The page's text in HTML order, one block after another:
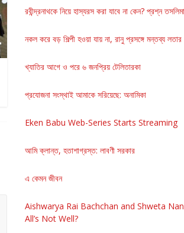
রবীন্দ্রনাথকে নিয়ে হাস্যরস করা যাবে না কেন? প্রশ্ন
নকল করে বড় শিল্পী হওয়া যায় না, রানু প্রসঙ্গে মন্তব্য লতার
খ্যাতির আগে ও পরে ৬ জনপ্রিয় টেলিতারকা
প্রযোজনা সংস্থাই আমাকে সরিয়েছে: অনামিকা
Eken Babu Web-Series Starts Streaming
আমি ক্লান্ত, হতাশাগ্রস্ত: লাবণী সরকার
এ কেমন জীবন
Aishwarya Rai Bachchan and Shweta
All’s Not Well?